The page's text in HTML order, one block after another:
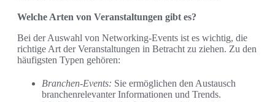
Welche Arten von Veranstaltungen gibt es?
Bei der Auswahl von Networking-Events ist es wichtig, die
richtige Art der Veranstaltungen in Betracht zu ziehen. Zu den
häufigsten Typen gehören:
Branchen-Events: Sie ermöglichen den Austausch
branchenrelevanter Informationen und Trends.